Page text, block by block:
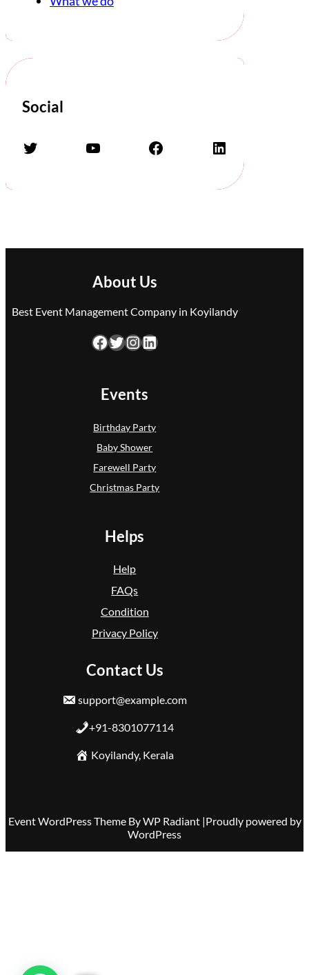
Social
Twitter YouTube Facebook LinkedIn
About Us
Best Event Management Company in Koyilandy
Facebook Twitter InstagramLinkedIn
Events
Birthday Party
Baby Shower
Farewell Party
Christmas Party
Helps
Help
FAQs
Condition
Privacy Policy
Contact Us
support@example.com
+91-8301077114
Koyilandy, Kerala
Event WordPress Theme ByWP Radiant|Proudly powered by
WordPress